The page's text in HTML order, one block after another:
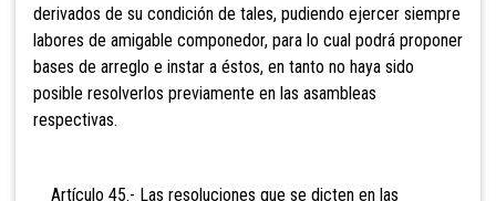
derivados de su condición de tales, pudiendo ejercer siempre
labores de amigable componedor, para lo cual podrá proponer
bases de arreglo e instar a éstos, en tanto no haya sido
posible resolverlos previamente en las asambleas
respectivas.
Artículo 45.- Las resoluciones que se dicten en las